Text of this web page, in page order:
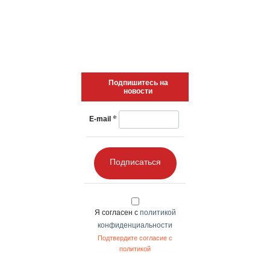
Подпишитесь на
новости
E-mail *
Подписаться
Я согласен с политикой
конфиденциальности
Подтвердите согласие с
политикой